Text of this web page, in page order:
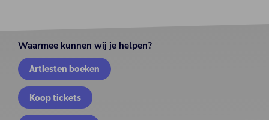
Waarmee kunnen wij je helpen?
Artiesten boeken
Koop tickets